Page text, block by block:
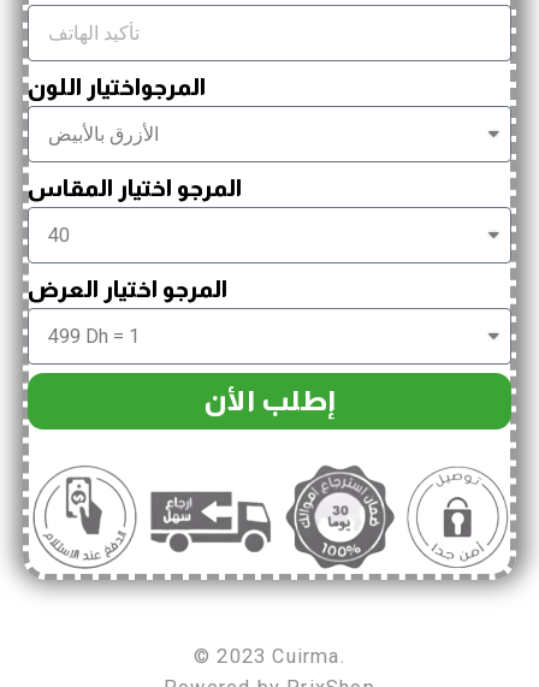
المرجواختيار اللون
المرجو اختيار المقاس
المرجو اختيار العرض
إطلب الأن
© 2023 Cuirma.